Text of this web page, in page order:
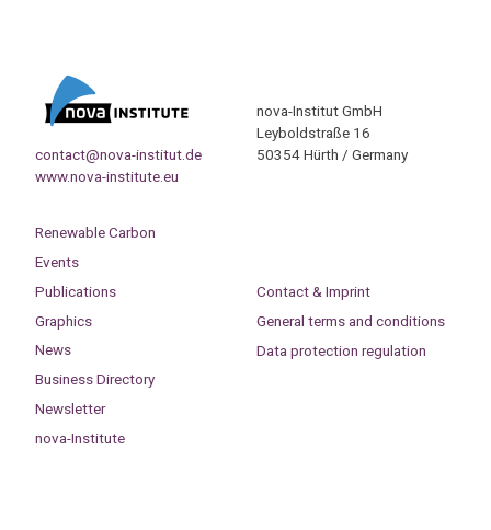
contact@nova-institut.de
www.nova-institute.eu
nova-Institut GmbH
Leyboldstraße 16
50354 Hürth / Germany
Renewable Carbon
Events
Publications
Graphics
News
Business Directory
Newsletter
nova-Institute
Contact & Imprint
General terms and conditions
Data protection regulation